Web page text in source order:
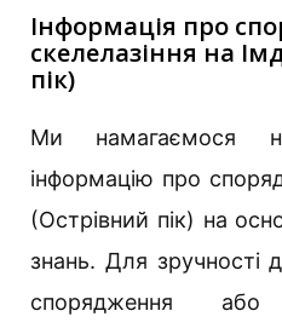
Інформація про
скелелазіння на
пік)
Ми намагаємося
інформацію про
(Острівний пік) на
знань. Для зручності
спорядження